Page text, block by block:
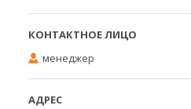
менеджер